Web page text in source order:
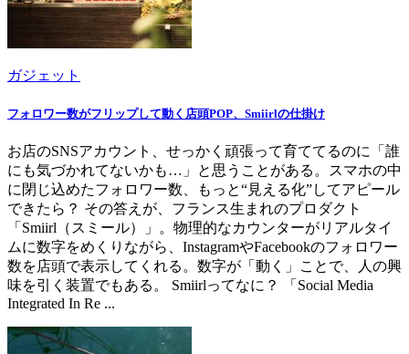
ガジェット
フォロワー数がフリップして動く店頭POP、Smiirlの仕掛け
お店のSNSアカウント、せっかく頑張って育ててるのに「誰
にも気づかれてないかも…」と思うことがある。スマホの中
に閉じ込めたフォロワー数、もっと“見える化”してアピール
できたら？ その答えが、フランス生まれのプロダクト
「Smiirl（スミール）」。物理的なカウンターがリアルタイ
ムに数字をめくりながら、InstagramやFacebookのフォロワー
数を店頭で表示してくれる。数字が「動く」ことで、人の興
味を引く装置でもある。 Smiirlってなに？ 「Social Media
Integrated In Re ...